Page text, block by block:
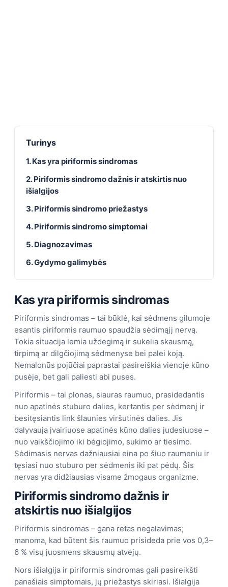
Turinys
1. Kas yra piriformis sindromas
2. Piriformis sindromo dažnis ir atskirtis nuo
išialgijos
3. Piriformis sindromo priežastys
4. Piriformis sindromo simptomai
5. Diagnozavimas
6. Gydymo galimybės
Kas yra piriformis sindromas
Piriformis sindromas – tai būklė, kai sėdmens gilumoje
esantis piriformis raumuo spaudžia sėdimąjį nervą.
Tokia situacija lemia uždegimą ir sukelia skausmą,
tirpimą ar dilgčiojimą sėdmenyse bei palei koją.
Nemalonūs pojūčiai paprastai pasireiškia vienoje kūno
pusėje, bet gali paliesti abi puses.
Piriformis – tai plonas, siauras raumuo, prasidedantis
nuo apatinės stuburo dalies, kertantis per sėdmenį ir
besitęsiantis link šlaunies viršutinės dalies. Jis
dalyvauja įvairiuose apatinės kūno dalies judesiuose –
nuo vaikščiojimo iki bėgiojimo, sukimo ar tiesimo.
Sėdimasis nervas dažniausiai eina po šiuo raumeniu ir
tęsiasi nuo stuburo per sėdmenis iki pat pėdų. Šis
nervas yra didžiausias visame žmogaus organizme.
Piriformis sindromo dažnis ir
atskirtis nuo išialgijos
Piriformis sindromas – gana retas negalavimas;
manoma, kad būtent šis raumuo prisideda prie vos 0,3–
6 % visų juosmens skausmų atvejų.
Nors išialgija ir piriformis sindromas gali pasireikšti
panašiais simptomais, jų priežastys skiriasi. Išialgija